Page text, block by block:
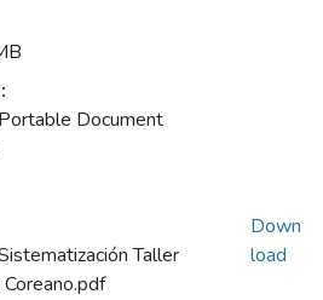
Document
Taller
Down
load